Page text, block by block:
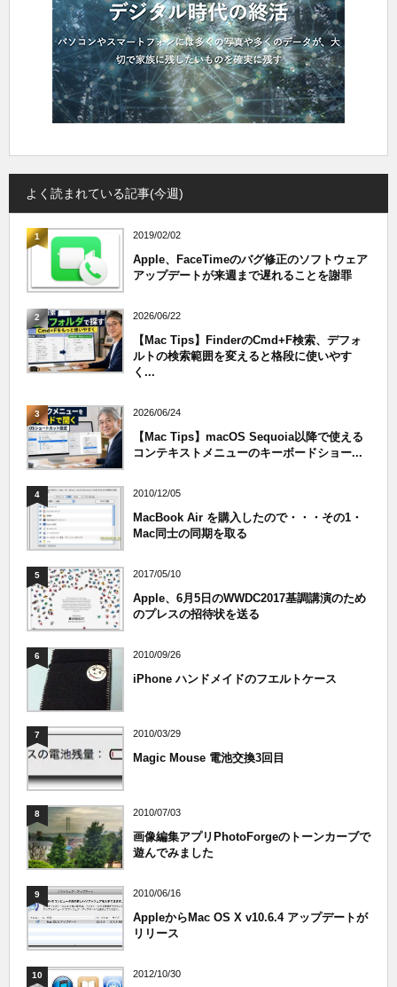
よく読まれている記事(今週)
1 2019/02/02
Apple、FaceTimeのバグ修正のソフトウェア
アップデートが来週まで遅れることを謝罪
2 2026/06/22
【Mac Tips】FinderのCmd+F検索、デフォ
ルトの検索範囲を変えると格段に使いやす
く...
3 2026/06/24
【Mac Tips】macOS Sequoia以降で使える
コンテキストメニューのキーボードショー...
4 2010/12/05
MacBook Air を購入したので・・・その1・
Mac同士の同期を取る
5 2017/05/10
Apple、6月5日のWWDC2017基調講演のため
のプレスの招待状を送る
6 2010/09/26
iPhone ハンドメイドのフエルトケース
7 2010/03/29
Magic Mouse 電池交換3回目
8 2010/07/03
画像編集アプリPhotoForgeのトーンカーブで
遊んでみました
9 2010/06/16
AppleからMac OS X v10.6.4 アップデートが
リリース
10 2012/10/30